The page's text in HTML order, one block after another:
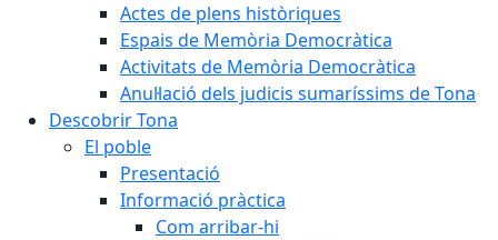
Actes de plens històriques
Espais de Memòria Democràtica
Activitats de Memòria Democràtica
Anul·lació dels judicis sumaríssims de Tona
Descobrir Tona
El poble
Presentació
Informació pràctica
Com arribar-hi